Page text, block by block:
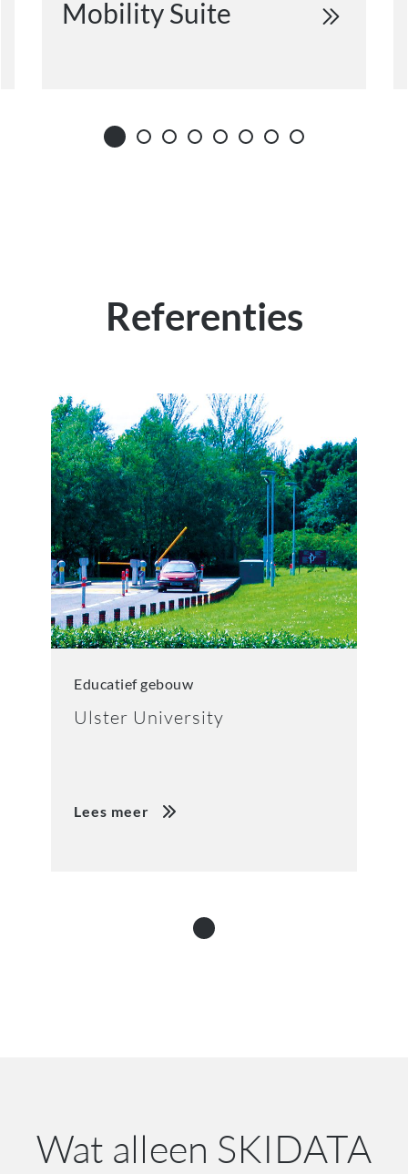
Mobility Suite
Referenties
Educatief gebouw
Ulster University
Lees meer
Wat alleen SKIDATA